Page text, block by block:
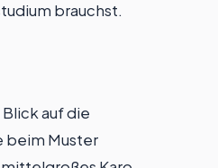
brauchst.
auf die
beim Muster